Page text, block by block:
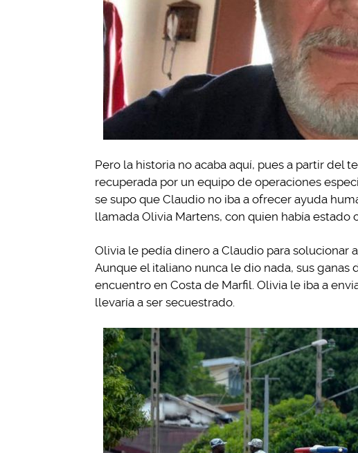
Pero la historia no acaba aquí, pues a partir del
recuperada por un equipo de operaciones
se supo que Claudio no iba a ofrecer ayuda
llamada Olivia Martens, con quien había estado
Olivia le pedía dinero a Claudio para solucionar
Aunque el italiano nunca le dio nada, sus
encuentro en Costa de Marfil. Olivia le iba a
llevaría a ser secuestrado.